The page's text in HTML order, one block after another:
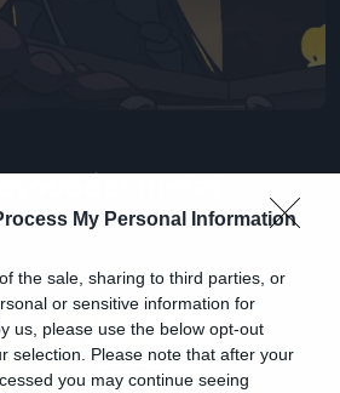
My Personal Information
the sale, sharing to third parties, or
or sensitive information for
us, please use the below opt-out
selection. Please note that after your
you may continue seeing
metal